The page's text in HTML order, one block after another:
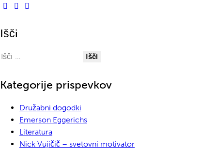
Išči
Išči:
Kategorije prispevkov
Družabni dogodki
Emerson Eggerichs
Literatura
Nick Vujičič – svetovni motivator